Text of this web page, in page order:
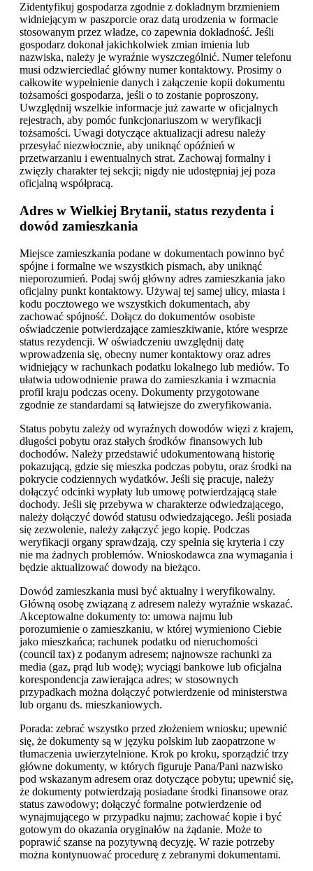
Zidentyfikuj gospodarza zgodnie z dokładnym brzmieniem
widniejącym w paszporcie oraz datą urodzenia w formacie
stosowanym przez władze, co zapewnia dokładność. Jeśli
gospodarz dokonał jakichkolwiek zmian imienia lub
nazwiska, należy je wyraźnie wyszczególnić. Numer telefonu
musi odzwierciedlać główny numer kontaktowy. Prosimy o
całkowite wypełnienie danych i załączenie kopii dokumentu
tożsamości gospodarza, jeśli o to zostanie poproszony.
Uwzględnij wszelkie informacje już zawarte w oficjalnych
rejestrach, aby pomóc funkcjonariuszom w weryfikacji
tożsamości. Uwagi dotyczące aktualizacji adresu należy
przesyłać niezwłocznie, aby uniknąć opóźnień w
przetwarzaniu i ewentualnych strat. Zachowaj formalny i
zwięzły charakter tej sekcji; nigdy nie udostępniaj jej poza
oficjalną współpracą.
Adres w Wielkiej Brytanii, status rezydenta i
dowód zamieszkania
Miejsce zamieszkania podane w dokumentach powinno być
spójne i formalne we wszystkich pismach, aby uniknąć
nieporozumień. Podaj swój główny adres zamieszkania jako
oficjalny punkt kontaktowy. Używaj tej samej ulicy, miasta i
kodu pocztowego we wszystkich dokumentach, aby
zachować spójność. Dołącz do dokumentów osobiste
oświadczenie potwierdzające zamieszkiwanie, które wesprze
status rezydencji. W oświadczeniu uwzględnij datę
wprowadzenia się, obecny numer kontaktowy oraz adres
widniejący w rachunkach podatku lokalnego lub mediów. To
ułatwia udowodnienie prawa do zamieszkania i wzmacnia
profil kraju podczas oceny. Dokumenty przygotowane
zgodnie ze standardami są łatwiejsze do zweryfikowania.
Status pobytu zależy od wyraźnych dowodów więzi z krajem,
długości pobytu oraz stałych środków finansowych lub
dochodów. Należy przedstawić udokumentowaną historię
pokazującą, gdzie się mieszka podczas pobytu, oraz środki na
pokrycie codziennych wydatków. Jeśli się pracuje, należy
dołączyć odcinki wypłaty lub umowę potwierdzającą stałe
dochody. Jeśli się przebywa w charakterze odwiedzającego,
należy dołączyć dowód statusu odwiedzającego. Jeśli posiada
się zezwolenie, należy załączyć jego kopię. Podczas
weryfikacji organy sprawdzają, czy spełnia się kryteria i czy
nie ma żadnych problemów. Wnioskodawca zna wymagania i
będzie aktualizować dowody na bieżąco.
Dowód zamieszkania musi być aktualny i weryfikowalny.
Główną osobę związaną z adresem należy wyraźnie wskazać.
Akceptowalne dokumenty to: umowa najmu lub
porozumienie o zamieszkaniu, w której wymieniono Ciebie
jako mieszkańca; rachunek podatku od nieruchomości
(council tax) z podanym adresem; najnowsze rachunki za
media (gaz, prąd lub wodę); wyciągi bankowe lub oficjalna
korespondencja zawierająca adres; w stosownych
przypadkach można dołączyć potwierdzenie od ministerstwa
lub organu ds. mieszkaniowych.
Porada: zebrać wszystko przed złożeniem wniosku; upewnić
się, że dokumenty są w języku polskim lub zaopatrzone w
tłumaczenia uwierzytelnione. Krok po kroku, sporządzić trzy
główne dokumenty, w których figuruje Pana/Pani nazwisko
pod wskazanym adresem oraz dotyczące pobytu; upewnić się,
że dokumenty potwierdzają posiadane środki finansowe oraz
status zawodowy; dołączyć formalne potwierdzenie od
wynajmującego w przypadku najmu; zachować kopie i być
gotowym do okazania oryginałów na żądanie. Może to
poprawić szanse na pozytywną decyzję. W razie potrzeby
można kontynuować procedurę z zebranymi dokumentami.